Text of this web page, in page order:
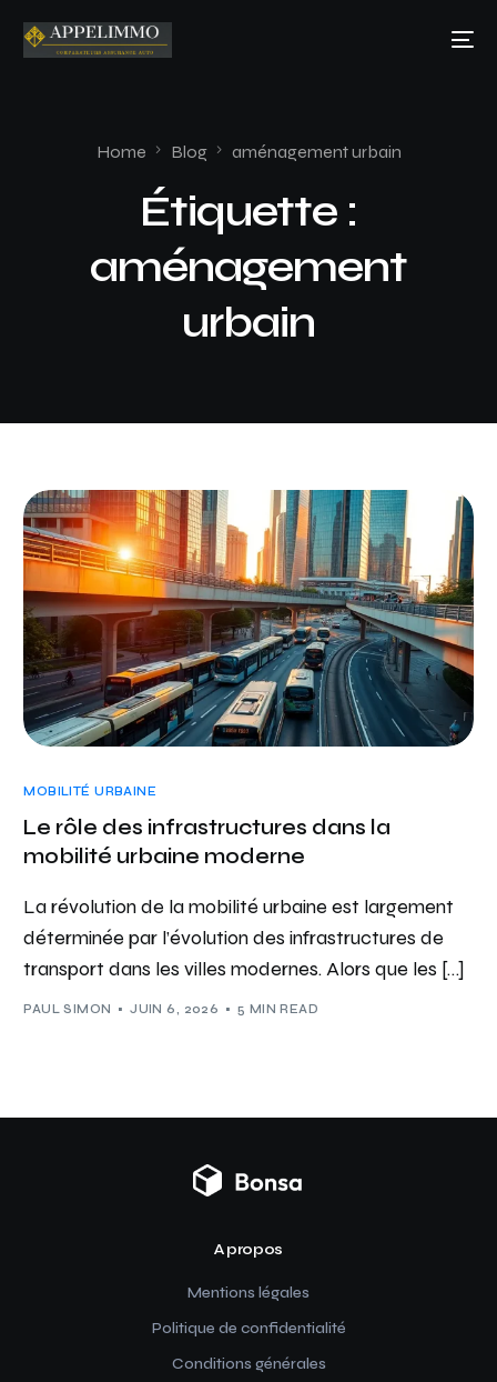
Home Blog aménagement urbain
Étiquette :
aménagement
urbain
MOBILITÉ URBAINE
Le rôle des infrastructures dans la
mobilité urbaine moderne
La révolution de la mobilité urbaine est largement
déterminée par l’évolution des infrastructures de
transport dans les villes modernes. Alors que les […]
PAUL SIMON JUIN 6, 2026 5 MIN READ
A propos
Mentions légales
Politique de confidentialité
Conditions générales